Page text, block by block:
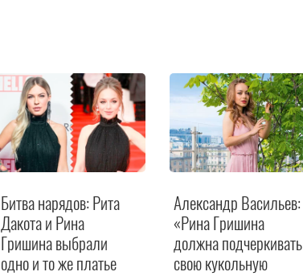
Битва нарядов: Рита
Дакота и Рина
Гришина выбрали
одно и то же платье
Александр Васильев:
«Рина Гришина
должна подчеркивать
свою кукольную